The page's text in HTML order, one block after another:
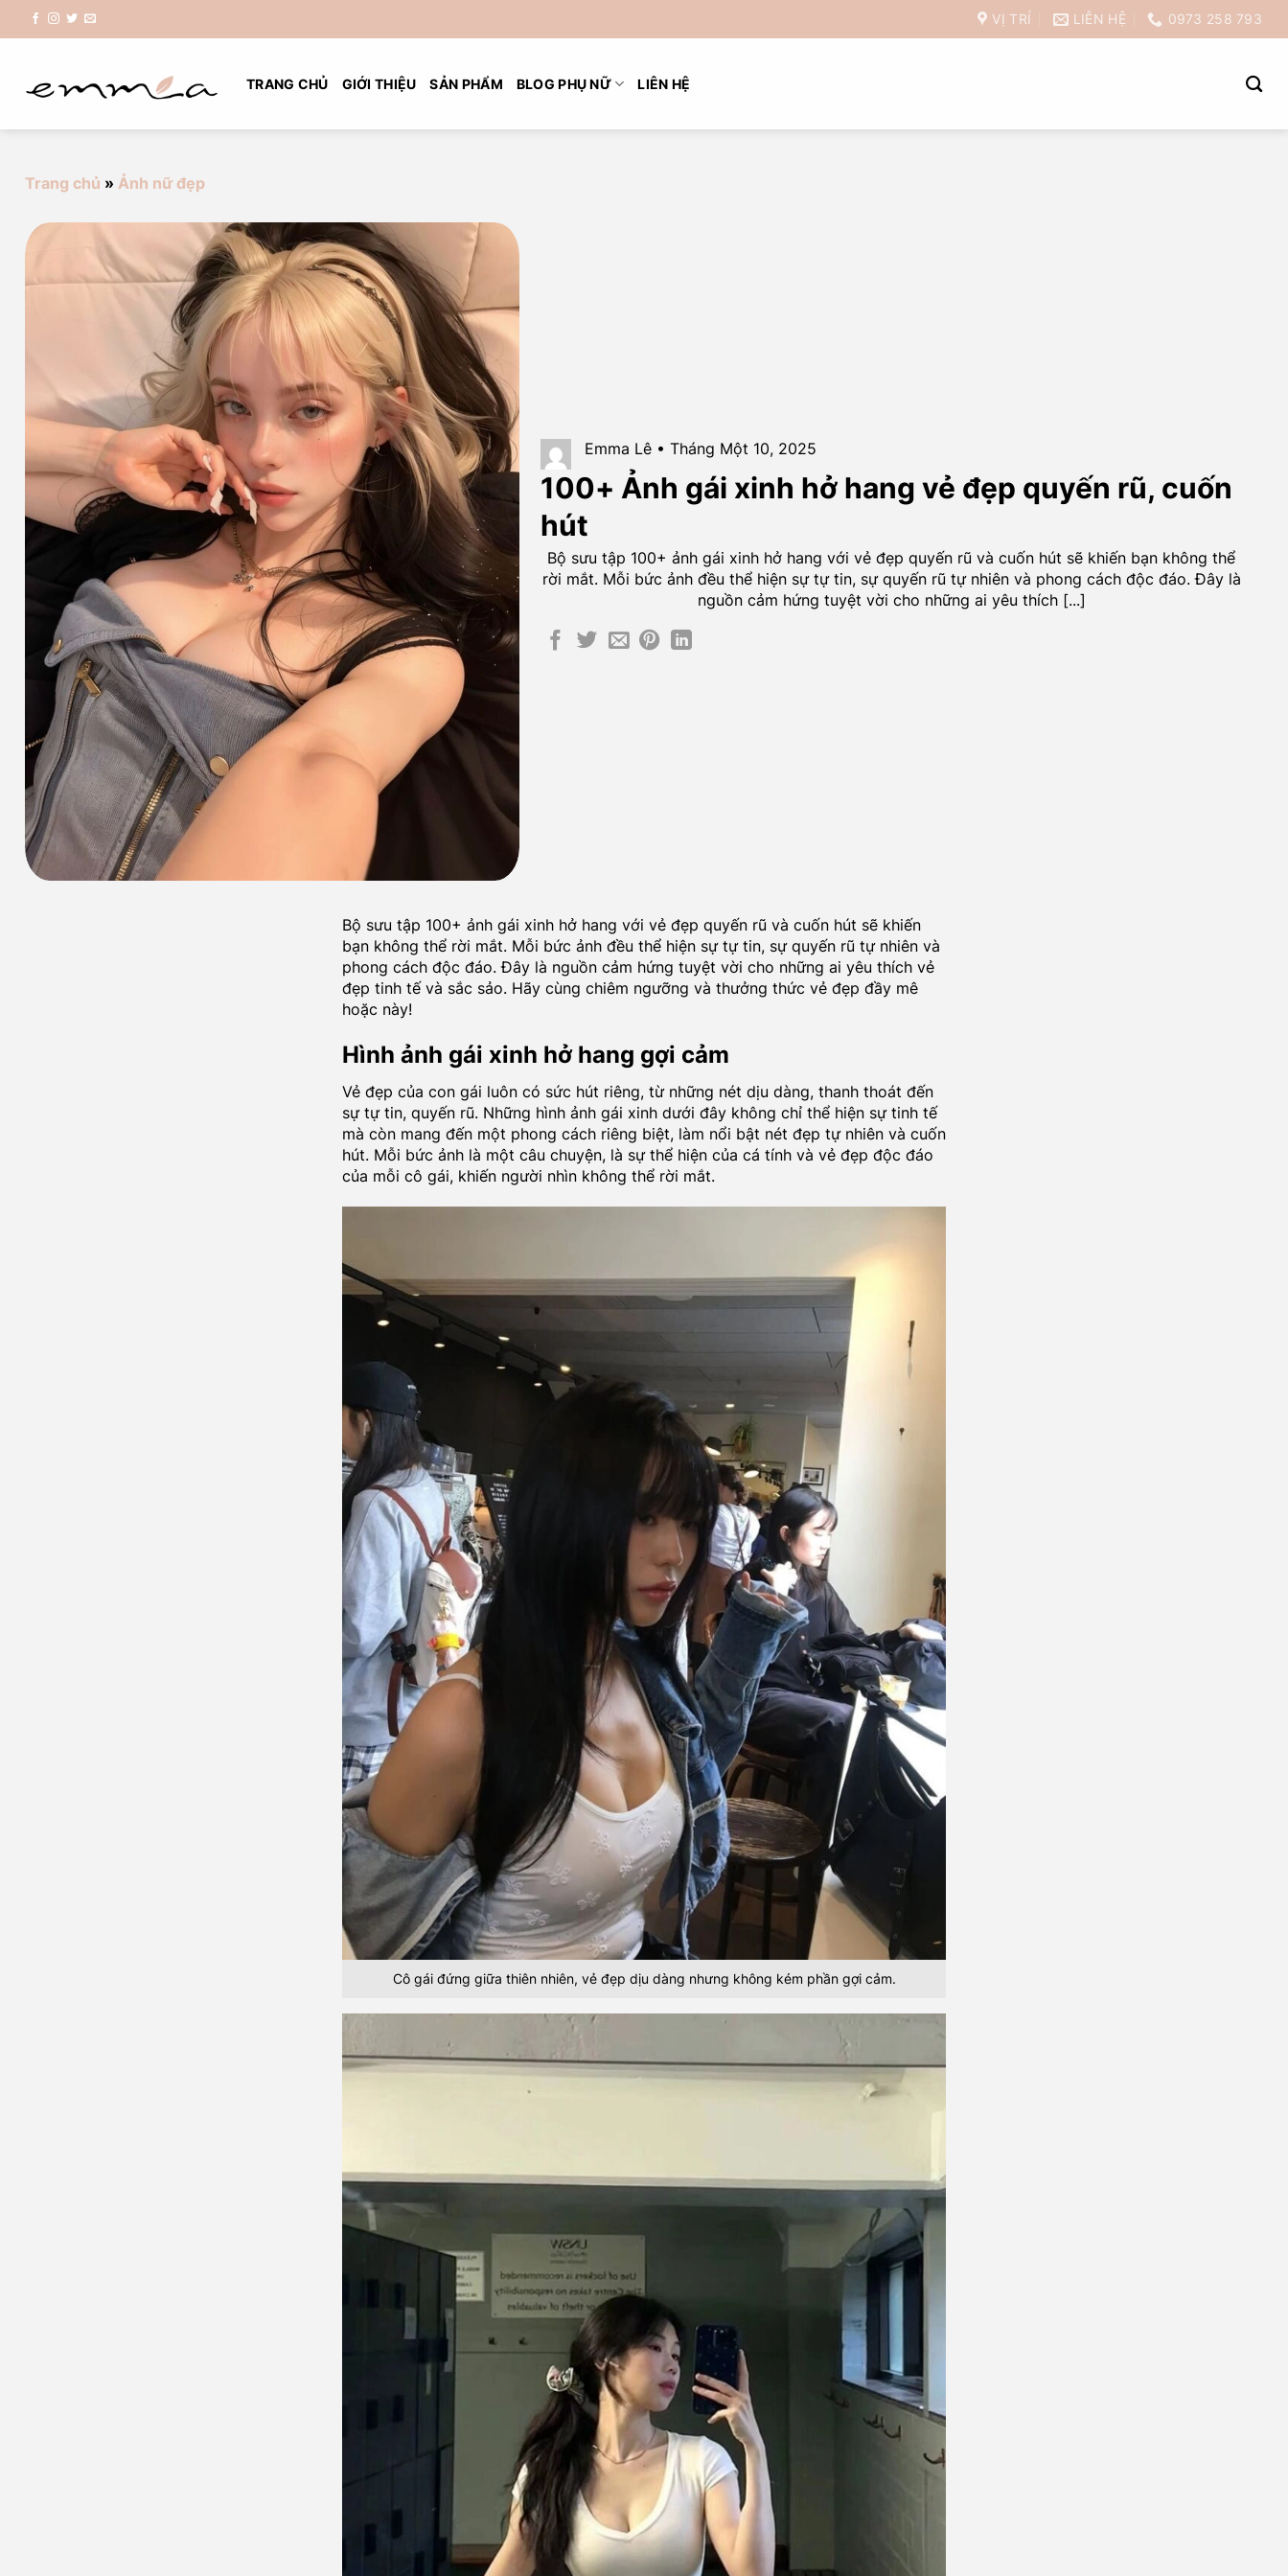
Chuyển
đến
dung
VỊ TRÍ LIÊN HỆ 0973 258 793
TRANG CHỦ GIỚI THIỆU SẢN PHẨM BLOG PHỤ NỮ LIÊN HỆ
Trang chủ » Ảnh nữ đẹp
Emma Lê • Tháng Một 10, 2025
100+ Ảnh gái xinh hở hang vẻ đẹp quyến rũ, cuốn
hút
Bộ sưu tập 100+ ảnh gái xinh hở hang với vẻ đẹp quyến rũ và cuốn hút sẽ khiến bạn không thể
rời mắt. Mỗi bức ảnh đều thể hiện sự tự tin, sự quyến rũ tự nhiên và phong cách độc đáo. Đây là
nguồn cảm hứng tuyệt vời cho những ai yêu thích [...]
Bộ sưu tập 100+ ảnh gái xinh hở hang với vẻ đẹp quyến rũ và cuốn hút sẽ khiến
bạn không thể rời mắt. Mỗi bức ảnh đều thể hiện sự tự tin, sự quyến rũ tự nhiên và
phong cách độc đáo. Đây là nguồn cảm hứng tuyệt vời cho những ai yêu thích vẻ
đẹp tinh tế và sắc sảo. Hãy cùng chiêm ngưỡng và thưởng thức vẻ đẹp đầy mê
hoặc này!
Hình ảnh gái xinh hở hang gợi cảm
Vẻ đẹp của con gái luôn có sức hút riêng, từ những nét dịu dàng, thanh thoát đến
sự tự tin, quyến rũ. Những hình ảnh gái xinh dưới đây không chỉ thể hiện sự tinh tế
mà còn mang đến một phong cách riêng biệt, làm nổi bật nét đẹp tự nhiên và cuốn
hút. Mỗi bức ảnh là một câu chuyện, là sự thể hiện của cá tính và vẻ đẹp độc đáo
của mỗi cô gái, khiến người nhìn không thể rời mắt.
Cô gái đứng giữa thiên nhiên, vẻ đẹp dịu dàng nhưng không kém phần gợi cảm.